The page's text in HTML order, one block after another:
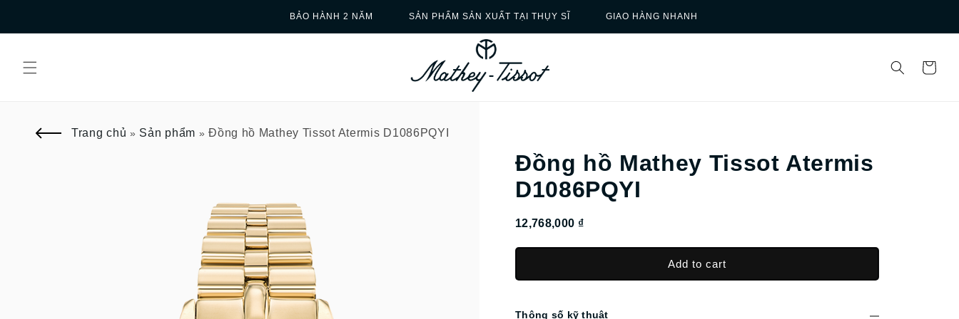
BẢO HÀNH 2 NĂM SẢN PHẨM SẢN XUẤT TẠI THỤY SĨ GIAO HÀNG NHANH
Trang chủ » Sản phẩm »Đồng hồ Mathey Tissot Atermis D1086PQYI
Đồng hồ Mathey Tissot Atermis
D1086PQYI
12,768,000 ₫
Add to cart
Thông số kỹ thuật